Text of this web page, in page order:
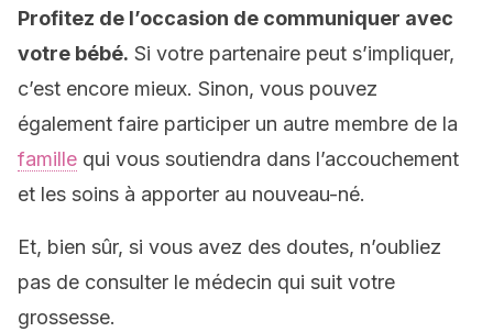
Profitez de l’occasion de communiquer avec
votre bébé. Si votre partenaire peut s’impliquer,
c’est encore mieux. Sinon, vous pouvez
également faire participer un autre membre de la
famille qui vous soutiendra dans l’accouchement
et les soins à apporter au nouveau-né.
Et, bien sûr, si vous avez des doutes, n’oubliez
pas de consulter le médecin qui suit votre
grossesse.